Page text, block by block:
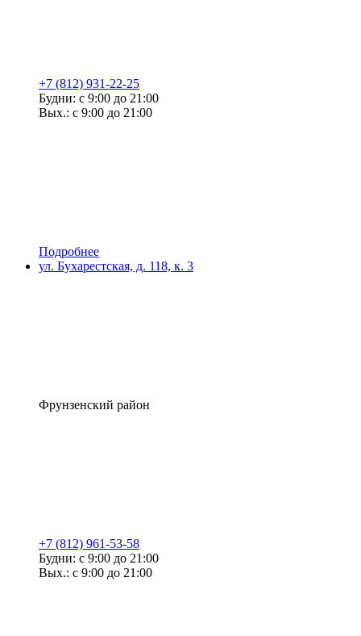
+7 (812) 931-22-25
Будни: с 9:00 до 21:00
Вых.: с 9:00 до 21:00
Подробнее
ул. Бухарестская, д. 118, к. 3
Фрунзенский район
+7 (812) 961-53-58
Будни: с 9:00 до 21:00
Вых.: с 9:00 до 21:00